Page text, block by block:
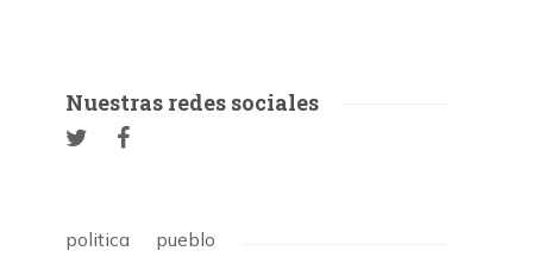
Nuestras redes sociales
politica pueblo